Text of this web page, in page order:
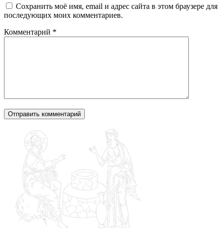
Сохранить моё имя, email и адрес сайта в этом браузере для
последующих моих комментариев.
Комментарий *